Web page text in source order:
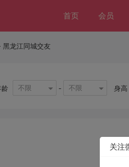
首页 会员
黑龙江同城交友
不限 - 不限 身高
关注